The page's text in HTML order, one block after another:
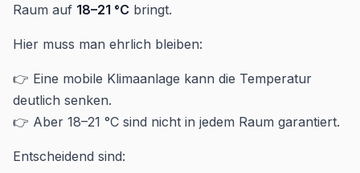
Raum auf 18–21 °C bringt.
Hier muss man ehrlich bleiben:
👉 Eine mobile Klimaanlage kann die Temperatur
deutlich senken.
👉 Aber 18–21 °C sind nicht in jedem Raum garantiert.
Entscheidend sind: